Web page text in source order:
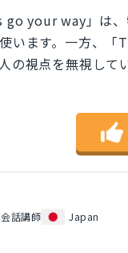
your way」は
います。一方、
の視点を無視し
話講師
Japan